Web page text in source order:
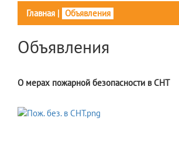
Главная | Объявления
Объявления
О мерах пожарной безопасности в СНТ